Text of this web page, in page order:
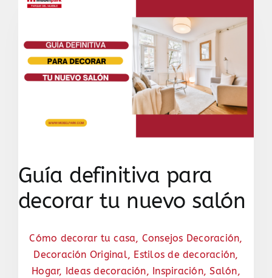
Guía definitiva para
decorar tu nuevo salón
Cómo decorar tu casa, Consejos Decoración,
Decoración Original, Estilos de decoración,
Hogar, Ideas decoración, Inspiración,Salón,